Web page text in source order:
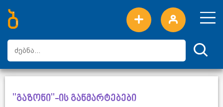
ახალი სიტყვები
ტოპ სიტყვები
დღის ტოპ სიტყვები
ტოპ მომხმარებლები
"გაზონი"-ის განმარტებები